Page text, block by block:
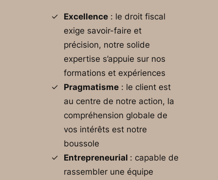
Excellence: le droit fiscal
exige savoir-faire et
précision, notre solide
expertise s’appuie sur nos
formations et expériences
Pragmatisme: le client est
au centre de notre action, la
compréhension globale de
vos intérêts est notre
boussole
Entrepreneurial : capable de
rassembler une équipe